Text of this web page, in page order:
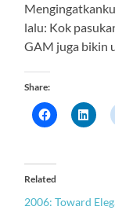
lalu: Kok
GAM juga bikin
Share:
Related
2006: Toward